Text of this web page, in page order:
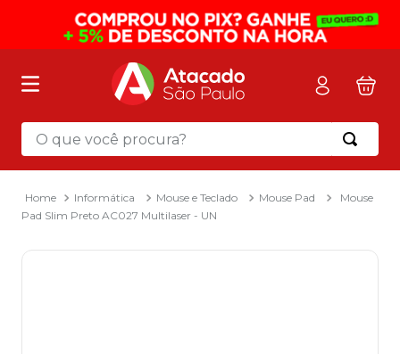
O que você procura?
Informática Mouse e Teclado Mouse Pad
Mouse
Pad Slim Preto AC027 Multilaser - UN
Termos mais buscados
mochila
2º sacola
3º papel toalha